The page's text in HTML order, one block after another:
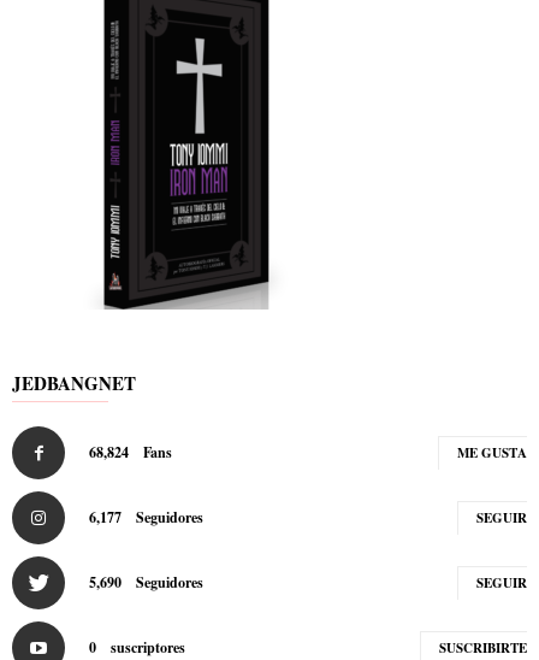
JEDBANGNET
68,824 Fans ME GUSTA
6,177 Seguidores SEGUIR
5,690 Seguidores SEGUIR
0 suscriptores SUSCRIBIRTE